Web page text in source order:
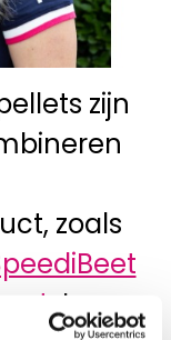
zijn
zoals
!